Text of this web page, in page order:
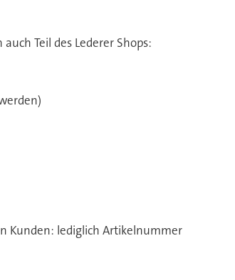
Teil des Lederer Shops:
Kunden: lediglich Artikelnummer